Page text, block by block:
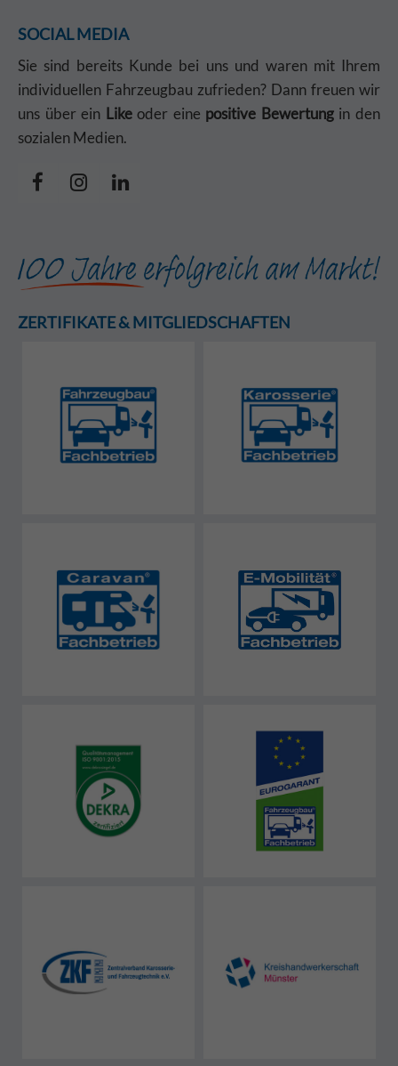
SOCIAL MEDIA
Sie sind bereits Kunde bei uns und waren mit Ihrem
individuellen Fahrzeugbau zufrieden? Dann freuen wir
uns über ein Likeoder eine positive Bewertungin den
sozialen Medien.
ZERTIFIKATE & MITGLIEDSCHAFTEN